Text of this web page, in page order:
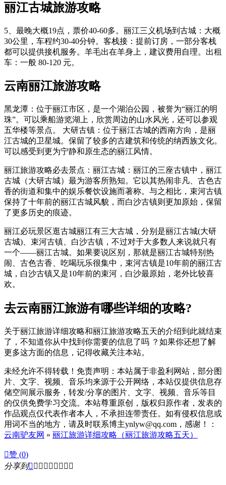
丽江古城旅游攻略
5、最晚大概19点，票价40-60多。丽江三义机场到古城：大概
30公里，车程约30-40分钟。客栈接：提前订房，一部分客栈
都可以提供接机服务。羊毛出在羊身上，建议费用自理。出租
车：一般 80-120 元。
云南丽江旅游攻略
黑龙潭：位于丽江市区，是一个湖泊公园，被誉为“丽江的明
珠”。可以乘船游览湖上，欣赏周边的山水风光，还可以参观
五华楼等景点。 大研古镇：位于丽江古城的西南方向，是丽
江古城的卫星城。保留了较多的古建筑和传统的纳西族文化。
可以感受到更为宁静和原生态的丽江风情。
丽江旅游攻略必去景点：丽江古城：丽江的三座古镇中，丽江
古城（大研古城）最为游客所熟知。它以其热闹非凡、古色古
香的街道和集中的娱乐餐饮设施而著称。与之相比，束河古镇
保持了十年前的丽江古城风貌，而白沙古镇则更加原始，保留
了更多历史的痕迹。
丽江必玩景区逛古城丽江有三大古城，分别是丽江古城(大研
古城)、束河古镇、白沙古镇，不过对于大多数人来说就只有
一个——丽江古城。如果要说区别，那就是丽江古城特别热
闹、古色古香、吃喝玩乐很集中，束河古镇是10年前的丽江古
城，白沙古镇又是10年前的束河，白沙最原始，老外比较喜
欢。
去云南丽江旅游有哪些详细的攻略?
关于丽江旅游详细攻略和丽江旅游攻略五天的介绍到此就结束
了，不知道你从中找到你需要的信息了吗 ？如果你还想了解
更多这方面的信息，记得收藏关注本站。
未经允许不得转载！免责声明：本站属于非盈利网站，部分图
片、文字、视频、音乐均来源于公开网络，本站仅提供信息存
储空间展示服务，转发/分享的图片、文字、视频、音乐等目
的仅供免费学习交流。本站尊重原创，版权归原作者，发表的
作品观点仅代表作者本人，不承担连带责任。如有侵权信息或
用词不当的地方，请及时联系博主ynlyw@qq.com，感谢！：
云南驴友网 » 丽江旅游详细攻略（丽江旅游攻略五天）
赞 (0)
分享到        